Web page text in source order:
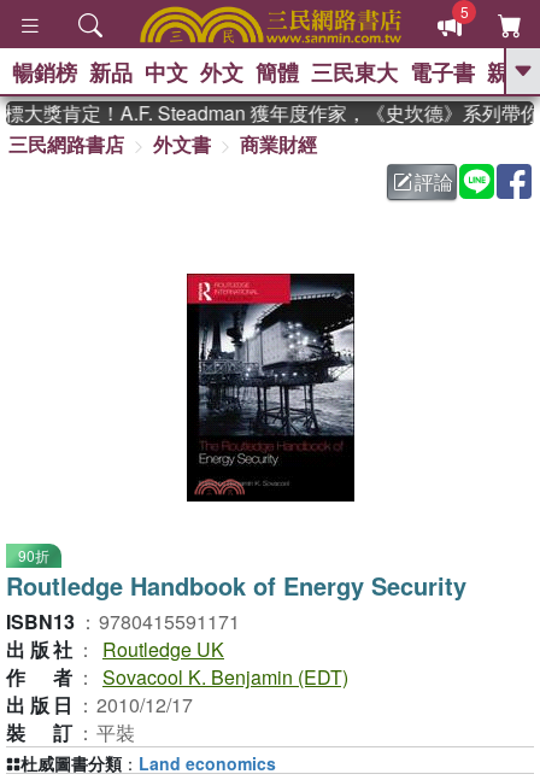
5
GO
熱搜： 東野圭吾
父親節 、 如果歷
暑期推薦 、 國際布克
偉大的迷走神經
暢銷榜 新品 中文 外文 簡體 三民東大 電子書 親子
獎肯定！A.F. Steadman 獲年度作家，《史坎德》系列帶你
三民網路書店
外文書
商業財經
評論
90折
Routledge Handbook of Energy Security
ISBN13 ： 9780415591171
出版社 ：
Routledge UK
作者 ： Sovacool K. Benjamin (EDT)
出版日 ： 2010/12/17
裝訂 ： 平裝
杜威圖書分類 ： Land economics